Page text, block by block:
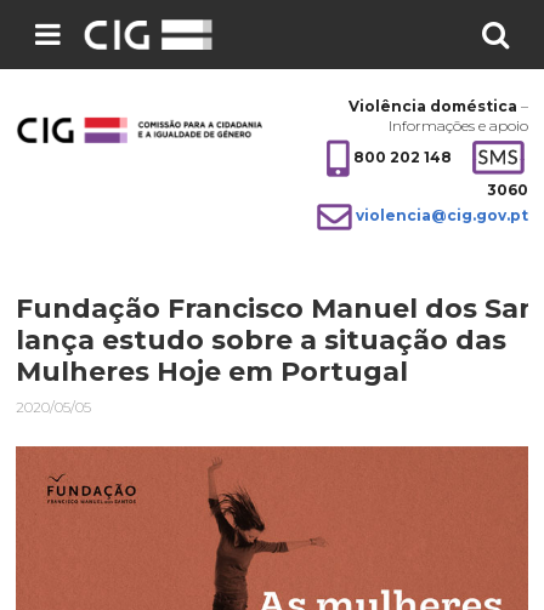
Violência doméstica –
Informações e apoio
800 202 148
3060
violencia@cig.gov.pt
Fundação Francisco Manuel dos
lança estudo sobre a situação das
Mulheres Hoje em Portugal
2020/05/05
Pesquisar